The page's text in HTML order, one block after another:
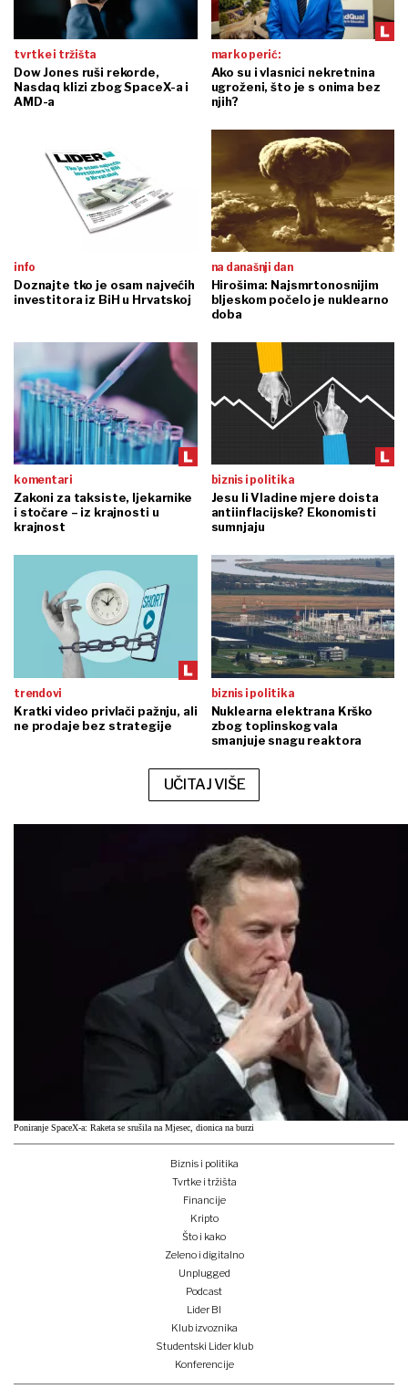
tvrtke i tržišta
Dow Jones ruši rekorde,
Nasdaq klizi zbog SpaceX-a i
AMD-a
marko perić:
Ako su i vlasnici nekretnina
ugroženi, što je s onima bez
njih?
info
Doznajte tko je osam najvećih
investitora iz BiH u Hrvatskoj
na današnji dan
Hirošima: Najsmrtonosnijim
bljeskom počelo je nuklearno
doba
komentari
Zakoni za taksiste, ljekarnike
i stočare – iz krajnosti u
krajnost
biznis i politika
Jesu li Vladine mjere doista
antiinflacijske? Ekonomisti
sumnjaju
trendovi
Kratki video privlači pažnju, ali
ne prodaje bez strategije
biznis i politika
Nuklearna elektrana Krško
zbog toplinskog vala
smanjuje snagu reaktora
UČITAJ VIŠE
Poniranje SpaceX-a: Raketa se srušila na Mjesec, dionica na burzi
Biznis i politika
Tvrtke i tržišta
Financije
Kripto
Što i kako
Zeleno i digitalno
Unplugged
Podcast
Lider BI
Klub izvoznika
Studentski Lider klub
Konferencije